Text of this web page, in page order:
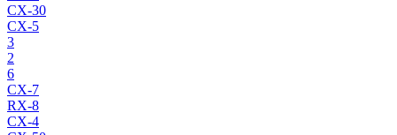
CX-30
CX-5
3
2
6
CX-7
RX-8
CX-4